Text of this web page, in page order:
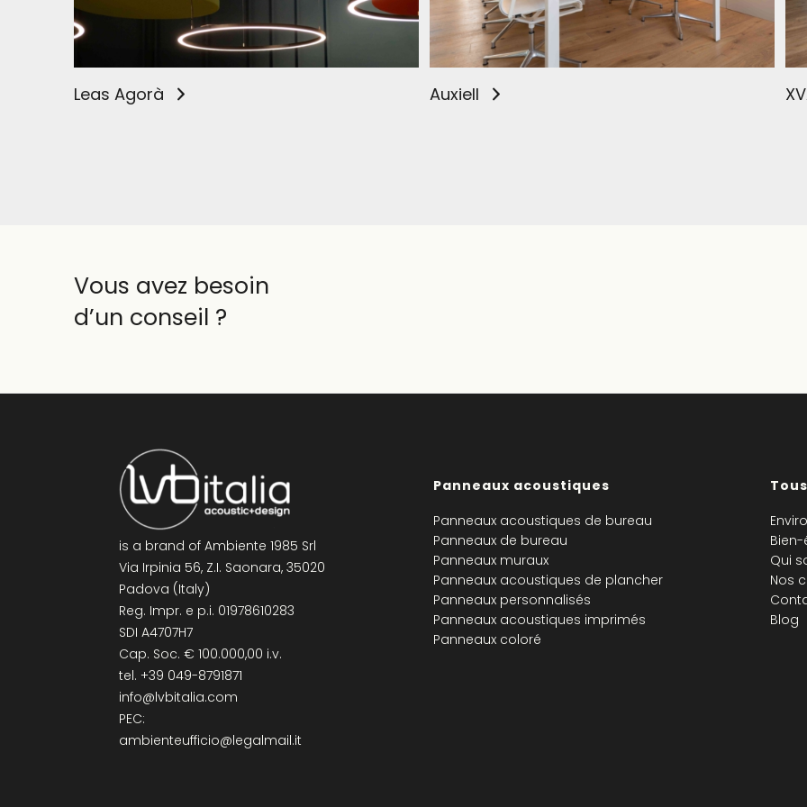
Leas Agorà Auxiell
Vous avez besoin
d’un conseil ?
is a brand ofAmbiente 1985 Srl
Via Irpinia 56, Z.I. Saonara, 35020
Padova (Italy)
Reg. Impr. e p.i. 01978610283
SDI A4707H7
Cap. Soc. € 100.000,00 i.v.
tel. +39 049-8791871
info@lvbitalia.com
PEC:
ambienteufficio@legalmail.it
Panneaux acoustiques
Panneaux acoustiques de bureau
Panneaux de bureau
Panneaux muraux
Panneaux acoustiques de plancher
Panneaux personnalisés
Panneaux acoustiques imprimés
Panneaux coloré
Qui
Nos
Blog